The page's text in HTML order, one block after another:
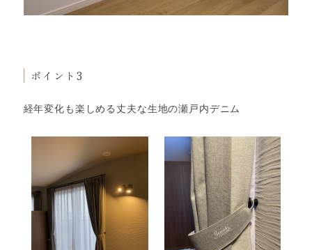
ポイント3
経年変化も楽しめる丈夫な生地の瀬戸内デニム